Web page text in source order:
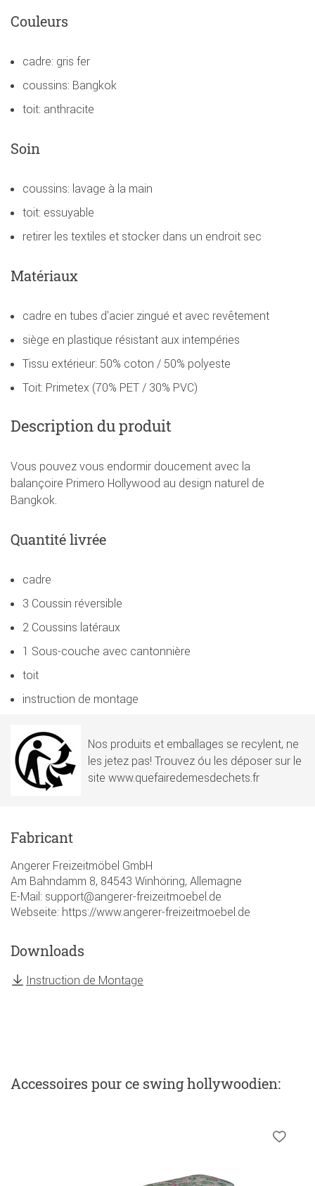
Couleurs
cadre: gris fer
coussins: Bangkok
toit: anthracite
Soin
coussins: lavage à la main
toit: essuyable
retirer les textiles et stocker dans un endroit sec
Matériaux
cadre en tubes d'acier zingué et avec revêtement
siège en plastique résistant aux intempéries
Tissu extérieur: 50% coton / 50% polyeste
Toit: Primetex (70% PET / 30% PVC)
Description du produit
Vous pouvez vous endormir doucement avec la
balançoire Primero Hollywood au design naturel de
Bangkok.
Quantité livrée
cadre
3 Coussin réversible
2 Coussins latéraux
1 Sous-couche avec cantonnière
toit
instruction de montage
Nos produits et emballages se recylent, ne
les jetez pas! Trouvez óu les déposer sur le
site www.quefairedemesdechets.fr
Fabricant
Angerer Freizeitmöbel GmbH
Am Bahndamm 8, 84543 Winhöring, Allemagne
E-Mail: support@angerer-freizeitmoebel.de
Webseite: https://www.angerer-freizeitmoebel.de
Downloads
Instruction de Montage
Accessoires pour ce swing hollywoodien: